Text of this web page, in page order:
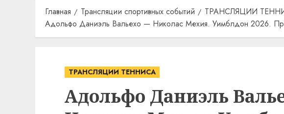
Главная Трансляции спортивных событий
ТРАНСЛЯЦИИ
Адольфо Даниэль Вальехо — Николас Мехия. Уимблдон 2026.
ТРАНСЛЯЦИИ ТЕННИСА
Адольфо Даниэль